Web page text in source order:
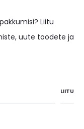
Liitu
uute toodete ja